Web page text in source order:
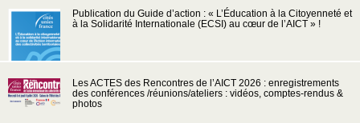
Publication du Guide d’action : « L’Éducation à la Citoyenneté et
à la Solidarité Internationale (ECSI) au cœur de l’AICT » !
Les ACTES des Rencontres de l’AICT 2026 : enregistrements
des conférences /réunions/ateliers : vidéos, comptes-rendus &
photos